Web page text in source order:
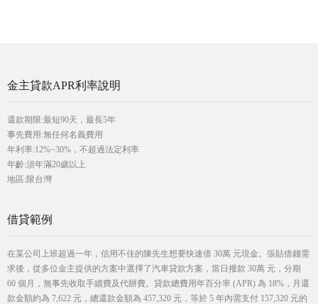
金主貸款APR利率說明
還款期限:最短90天，最長5年
事先費用:無任何名義費用
年利率:12%~30%，不超過法定利率
年齡:須年滿20歲以上
地區:限台灣
借貸範例
在某公司上班超過一年，信用不佳的陳先生想要快速借 30萬 元現金。張貼借錢需
求後，從多位金主提供的方案中選擇了汽車貸款方案，當日撥款 30萬 元，分期
60 個月，無事先收取手續費及代辦費。貸款總費用年百分率 (APR) 為 18%，月還
款金額約為 7,622 元，總還款金額為 457,320 元，等於 5 年內需支付 157,320 元的